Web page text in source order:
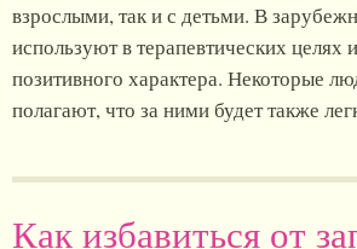
взрослыми, так и с детьми. В
используют в терапевтических целях
позитивного характера. Некоторые
полагают, что за ними будет также
Как избавиться от